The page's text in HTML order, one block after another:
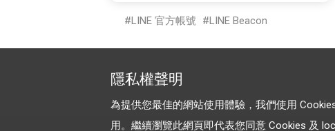
LINE 官方帳號 LINE Beacon
隱私權聲明
為提供您最佳的網站使用體驗，我們使用
用。繼續瀏覽此網頁即代表您同意 Cookies 及